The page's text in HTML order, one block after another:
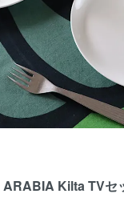
ARABIA Kilta TVセ